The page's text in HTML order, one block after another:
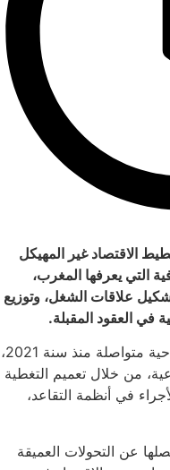
الاقتصاد غير المهيكل
التي يعرفها المغرب،
علاقات الشغل، وتوزيع
في العقود المقبلة.
ويأتي هذا التحليل في سياق دينامية إصلاحية متواصلة منذ سنة 2021،
من خلال تعميم التغطية
في أنظمة التقاعد،
عن التحولات العميقة